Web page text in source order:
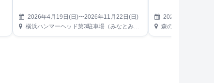
2026年4月19日(日)〜2026年11月22日(日)
横浜ハンマーヘッド第3駐車場（みなとみらい21地区）
2026年4月22日(
森のビアガーデン（東京都新宿区